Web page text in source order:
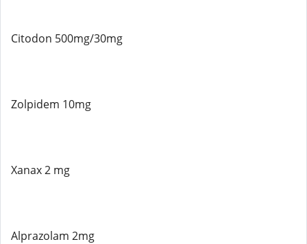
Citodon 500mg/30mg
Zolpidem 10mg
Xanax 2 mg
Alprazolam 2mg